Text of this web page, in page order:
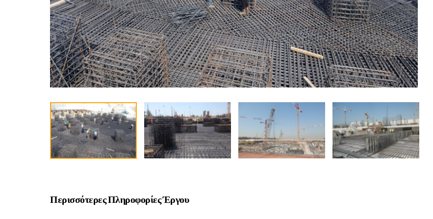
Περισσότερες Πληροφορίες Έργου